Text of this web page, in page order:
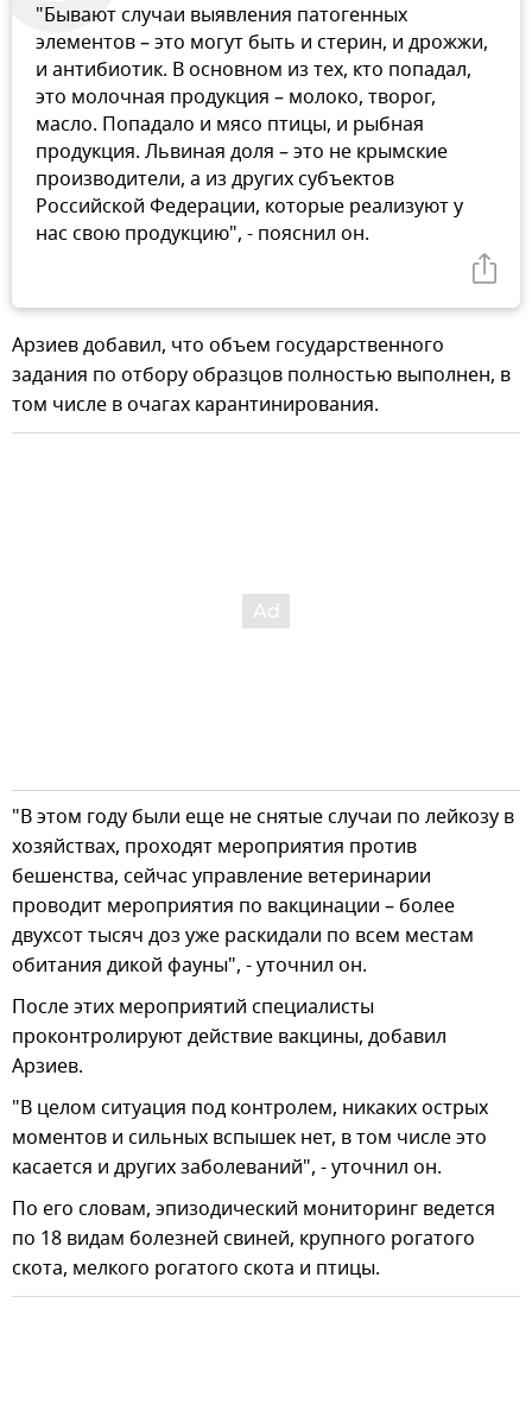
"Бывают случаи выявления патогенных
элементов – это могут быть и стерин, и дрожжи,
и антибиотик. В основном из тех, кто попадал,
это молочная продукция – молоко, творог,
масло. Попадало и мясо птицы, и рыбная
продукция. Львиная доля – это не крымские
производители, а из других субъектов
Российской Федерации, которые реализуют у
нас свою продукцию", - пояснил он.
Арзиев добавил, что объем государственного
задания по отбору образцов полностью выполнен, в
том числе в очагах карантинирования.
"В этом году были еще не снятые случаи по лейкозу в
хозяйствах, проходят мероприятия против
бешенства, сейчас управление ветеринарии
проводит мероприятия по вакцинации – более
двухсот тысяч доз уже раскидали по всем местам
обитания дикой фауны", - уточнил он.
После этих мероприятий специалисты
проконтролируют действие вакцины, добавил
Арзиев.
"В целом ситуация под контролем, никаких острых
моментов и сильных вспышек нет, в том числе это
касается и других заболеваний", - уточнил он.
По его словам, эпизодический мониторинг ведется
по 18 видам болезней свиней, крупного рогатого
скота, мелкого рогатого скота и птицы.